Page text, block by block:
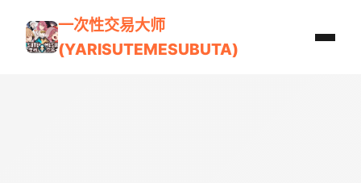
一次性交易大师
(YARISUTEMESUBUTA)